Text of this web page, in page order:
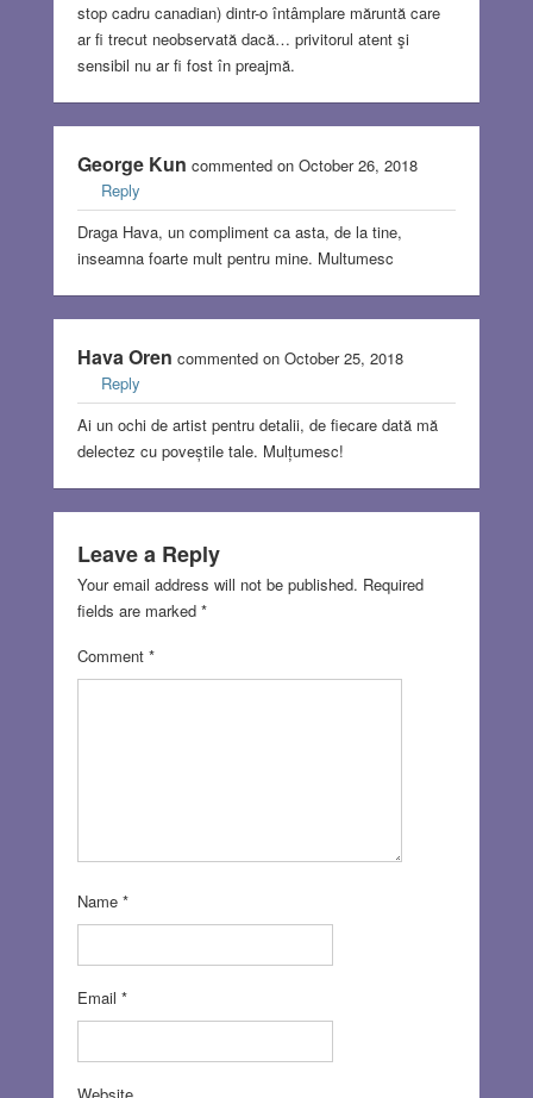
stop cadru canadian) dintr-o întâmplare măruntă care
ar fi trecut neobservată dacă… privitorul atent şi
sensibil nu ar fi fost în preajmă.
George Kun commented on October 26, 2018
Reply
Draga Hava, un compliment ca asta, de la tine,
inseamna foarte mult pentru mine. Multumesc
Hava Oren commented on October 25, 2018
Reply
Ai un ochi de artist pentru detalii, de fiecare dată mă
delectez cu poveștile tale. Mulțumesc!
Leave a Reply
Your email address will not be published. Required
fields are marked *
Comment *
Name *
Email *